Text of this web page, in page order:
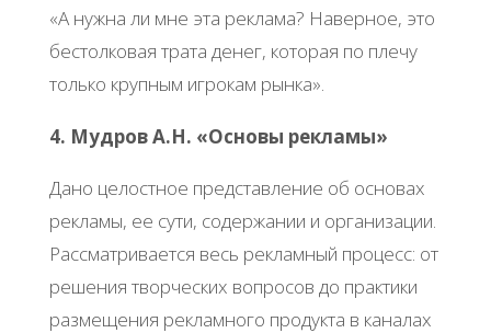
«А нужна ли мне эта реклама? Наверное, это
бестолковая трата денег, которая по плечу
только крупным игрокам рынка».
4. Мудров А.Н. «Основы рекламы»
Дано целостное представление об основах
рекламы, ее сути, содержании и организации.
Рассматривается весь рекламный процесс: от
решения творческих вопросов до практики
размещения рекламного продукта в каналах